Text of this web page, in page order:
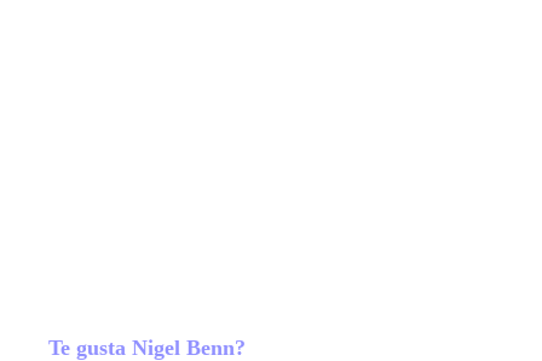
Te gusta Nigel Benn?